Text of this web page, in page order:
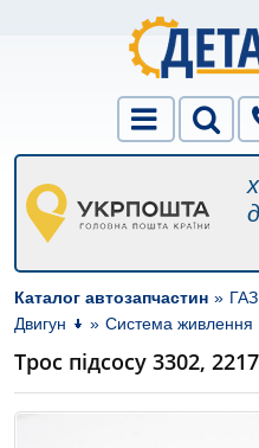
Каталог автозапчастин » ГАЗ
Двигун
» Система живлення
Трос підсосу 3302,